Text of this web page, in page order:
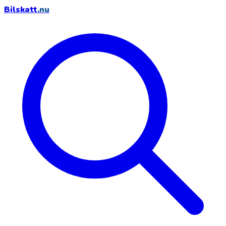
Bilskatt.nu